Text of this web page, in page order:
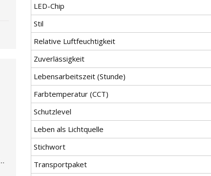
LED-Chip
Stil
Relative Luftfeuchtigkeit
Zuverlässigkeit
Lebensarbeitszeit (Stunde)
Farbtemperatur (CCT)
Schutzlevel
Leben als Lichtquelle
Stichwort
Transportpaket